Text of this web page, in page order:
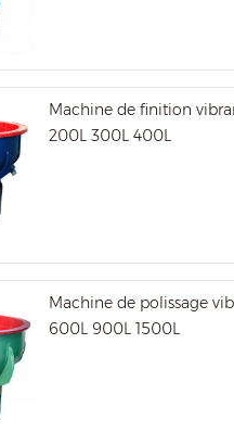
Machine de finition
200L 300L 400L
Machine de polissage
600L 900L 1500L